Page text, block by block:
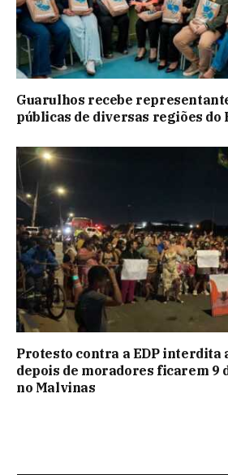
Guarulhos recebe
públicas de diversas regiões do
Protesto contra a EDP interdita
depois de moradores ficarem 9
no Malvinas